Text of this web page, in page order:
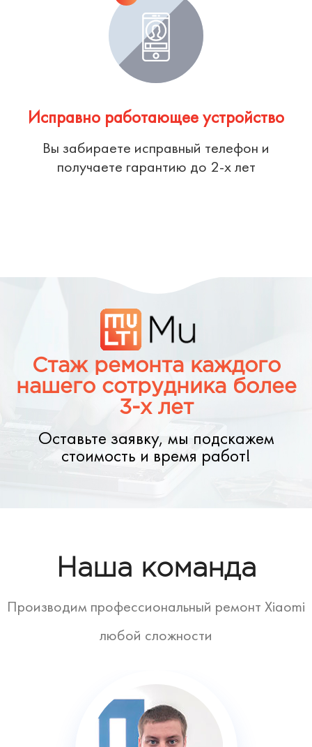
Исправно работающее устройство
Вы забираете исправный телефон и
получаете гарантию до 2-х лет
Стаж ремонта каждого
нашего сотрудника более
3-х лет
Оставьте заявку, мы подскажем
стоимость и время работ!
Наша команда
Производим профессиональный ремонт Xiaomi
любой сложности